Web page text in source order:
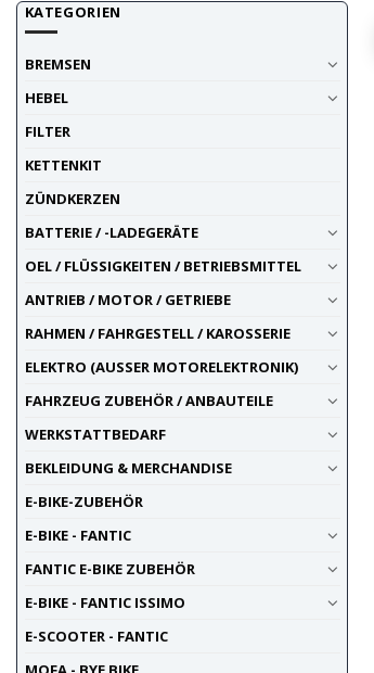
KATEGORIEN
BREMSEN
HEBEL
FILTER
KETTENKIT
ZÜNDKERZEN
BATTERIE / -LADEGERÄTE
OEL / FLÜSSIGKEITEN / BETRIEBSMITTEL
ANTRIEB / MOTOR / GETRIEBE
RAHMEN / FAHRGESTELL / KAROSSERIE
ELEKTRO (AUSSER MOTORELEKTRONIK)
FAHRZEUG ZUBEHÖR / ANBAUTEILE
WERKSTATTBEDARF
BEKLEIDUNG & MERCHANDISE
E-BIKE-ZUBEHÖR
E-BIKE - FANTIC
FANTIC E-BIKE ZUBEHÖR
E-BIKE - FANTIC ISSIMO
E-SCOOTER - FANTIC